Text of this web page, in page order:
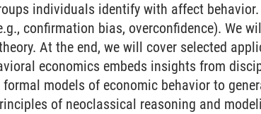
individuals identify with affect
confirmation bias, overconfidence). We
At the end, we will cover selected
economics embeds insights from
models of economic behavior to
of neoclassical reasoning and